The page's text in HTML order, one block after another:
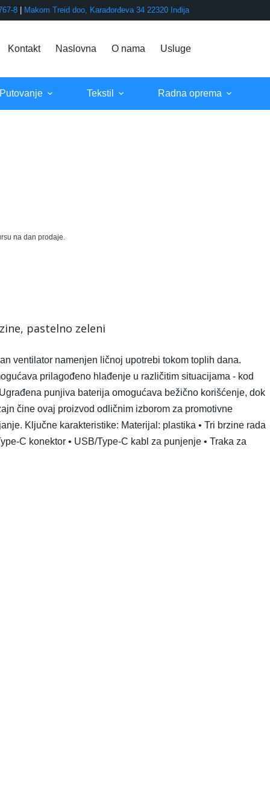
8| Makom Treid doo, Karađorđeva 34 22320 Inđija
Kontakt Naslovna O nama Usluge
Tekstil Radna oprema
na dan prodaje.
pastelno zeleni
ventilator namenjen ličnoj upotrebi tokom toplih dana.
prilagođeno hlađenje u različitim situacijama - kod
punjiva baterija omogućava bežično korišćenje, dok
čine ovaj proizvod odličnim izborom za promotivne
Ključne karakteristike: Materijal: plastika • Tri brzine rada
C konektor • USB/Type-C kabl za punjenje • Traka za